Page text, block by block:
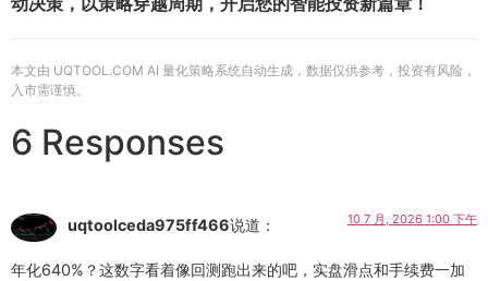
本文由 UQTOOL.COM AI 量化策略系统自动生成，数据仅供参考，投资有风险，
入市需谨慎。
6 Responses
uqtoolceda975ff466说道： 10 7 月, 2026 1:00 下午
年化640%？这数字看着像回测跑出来的吧，实盘滑点和手续费一加